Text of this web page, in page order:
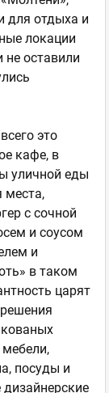
для отдыха и
локации
не оставили
это
кафе, в
уличной еды
места,
с сочной
и соусом
и
в таком
царят
мебели,
посуды и